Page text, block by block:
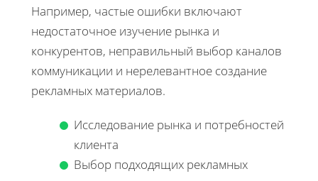
Например, частые ошибки включают
недостаточное изучение рынка и
конкурентов, неправильный выбор каналов
коммуникации и нерелевантное создание
рекламных материалов.
Исследование рынка и потребностей
клиента
Выбор подходящих рекламных